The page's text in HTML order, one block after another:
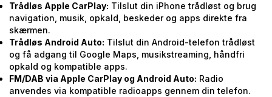
Trådløs Apple CarPlay: Tilslut din iPhone trådløst og brug
navigation, musik, opkald, beskeder og apps direkte fra
skærmen.
Trådløs Android Auto: Tilslut din Android-telefon trådløst
og få adgang til Google Maps, musikstreaming, håndfri
opkald og kompatible apps.
FM/DAB via Apple CarPlay og Android Auto: Radio
anvendes via kompatible radioapps gennem din telefon.